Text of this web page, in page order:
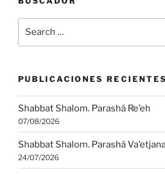
PUBLICACIONES RECIENTES
Shabbat Shalom. Parashá Re’eh
07/08/2026
Shabbat Shalom. Parashá
24/07/2026